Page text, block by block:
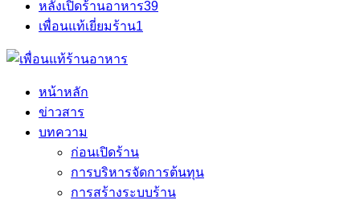
หลังเปิดร้านอาหาร39
เพื่อนแท้เยี่ยมร้าน1
หน้าหลัก
ข่าวสาร
บทความ
ก่อนเปิดร้าน
การบริหารจัดการต้นทุน
การสร้างระบบร้าน